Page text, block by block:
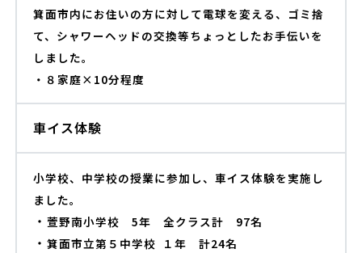
箕面市内にお住いの方に対して電球を変える、ゴミ捨
て、シャワーヘッドの交換等ちょっとしたお手伝いを
しました。
・８ 家庭×10分程度
車イス体験
小学校、中学校の授業に参加し、車イス体験を実施し
ました。
・ 萱野南小学校 5年 全クラス計 97名
・ 箕面市立第５中学校 １年 計24名